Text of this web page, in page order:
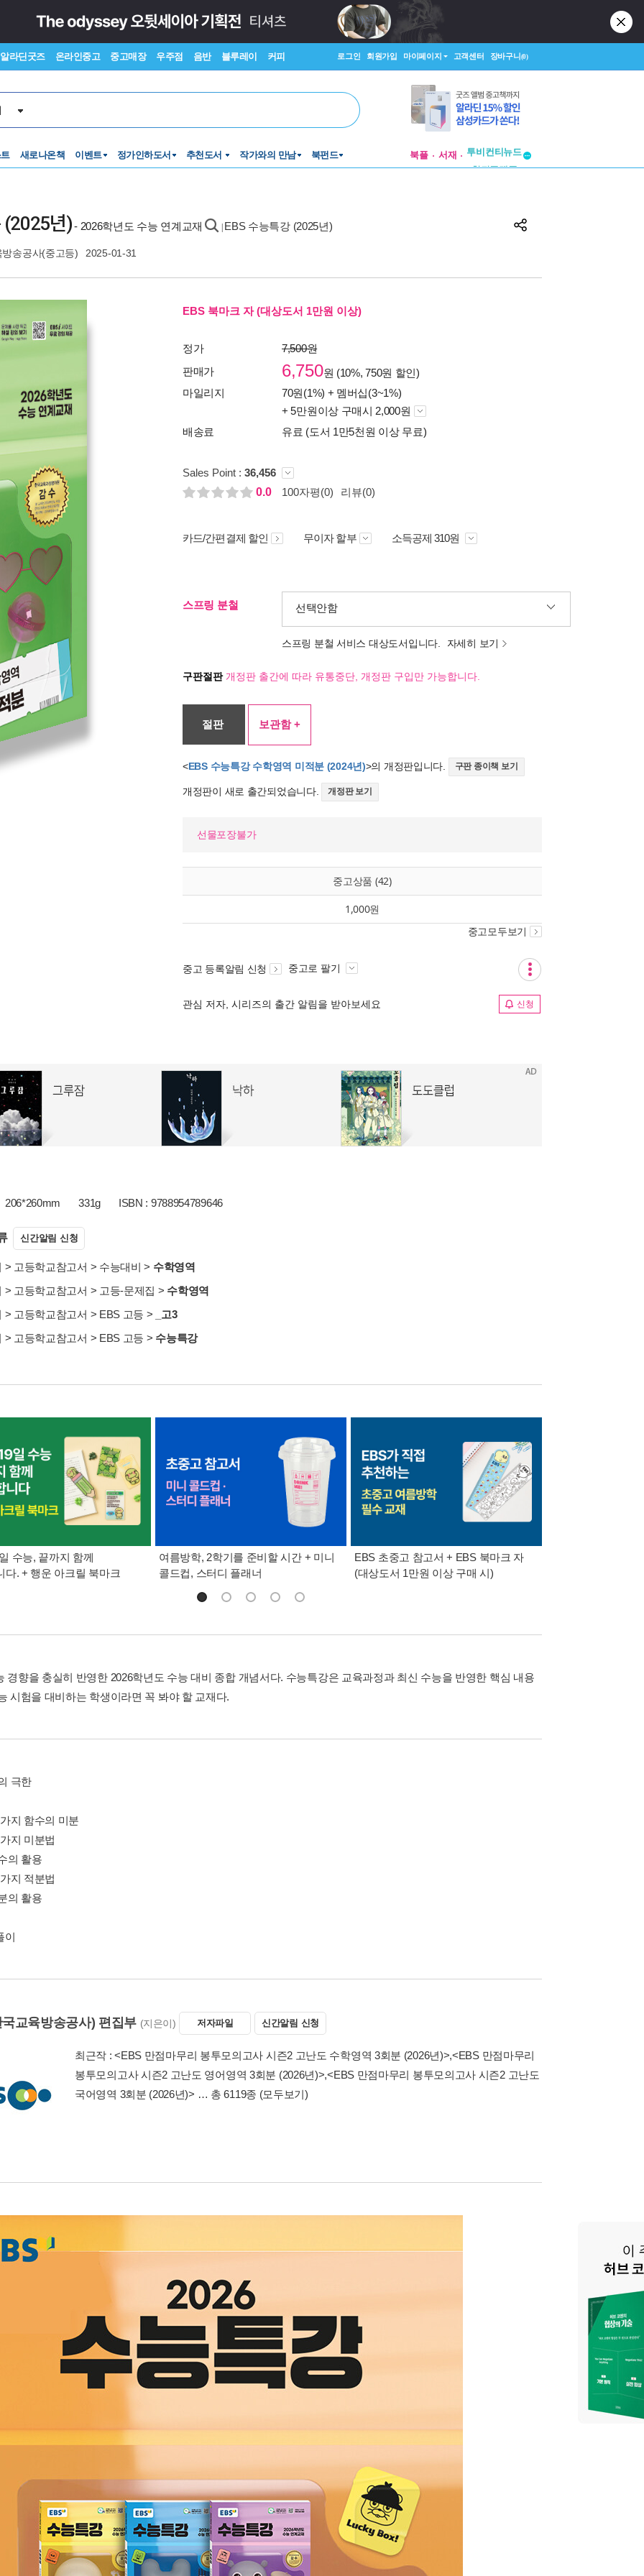
알라딘굿즈 온라인중고 중고매장 우주점 음반 블루레이 커피 로그인 회원가입 마이페이지 고객센터 장바구니(0)
새로나온책 이벤트 정가인하도서 추천도서 작가와의 만남 북펀드 북플 서재
창작플랫폼
(2025년)- 2026학년도 수능 연계교재 EBS 수능특강 (2025년)
송공사(중고등) 2025-01-31
EBS 북마크 자 (대상도서 1만원 이상)
정가
7,500원
판매가
6,750원 (10%, 750원 할인)
마일리지
70원(1%) + 멤버십(3~1%)
+ 5만원이상 구매시 2,000원
배송료
유료 (도서 1만5천원 이상 무료)
Sales Point : 36,456
0.0
100자평(0) 리뷰(0)
카드/간편결제 할인 무이자 할부 소득공제 310원
스프링 분철 선택안함
스프링 분철 서비스 대상도서입니다. 자세히 보기
구판절판개정판 출간에 따라 유통중단, 개정판 구입만 가능합니다.
절판 보관함 +
<EBS 수능특강 수학영역 미적분 (2024년)>의 개정판입니다. 구판 종이책 보기
개정판이 새로 출간되었습니다. 개정판 보기
선물포장불가
중고상품 (42)
1,000원
중고모두보기
중고 등록알림 신청 중고로 팔기
관심 저자, 시리즈의 출간 알림을 받아보세요 신청
206*260mm 331g ISBN : 9788954789646
신간알림 신청
> 고등학교참고서 > 수능대비 > 수학영역
> 고등학교참고서 > 고등-문제집 > 수학영역
> 고등학교참고서 > EBS 고등 >
_고3
> 고등학교참고서 > EBS 고등 > 수능특강
수능, 끝까지 함께
다. + 행운 아크릴 북마크
여름방학, 2학기를 준비할 시간 + 미니
콜드컵, 스터디 플래너
EBS 초중고 참고서 + EBS 북마크 자
(대상도서 1만원 이상 구매 시)
경향을 충실히 반영한 2026학년도 수능 대비 종합 개념서다. 수능특강은 교육과정과 최신 수능을 반영한 핵심 내용
시험을 대비하는 학생이라면 꼭 봐야 할 교재다.
극한
지 함수의 미분
지 미분법
의 활용
지 적분법
의 활용
이
교육방송공사) 편집부 (지은이) 저자파일 신간알림 신청
최근작 :<EBS 만점마무리 봉투모의고사 시즌2 고난도 수학영역 3회분 (2026년)>,<EBS 만점마무리
봉투모의고사 시즌2 고난도 영어영역 3회분 (2026년)>,<EBS 만점마무리 봉투모의고사 시즌2 고난도
국어영역 3회분 (2026년)> … 총 6119종 (모두보기)